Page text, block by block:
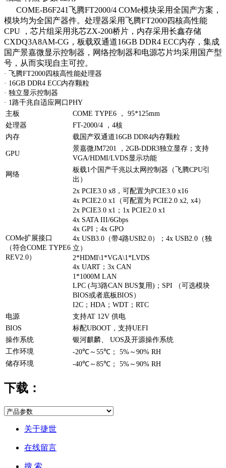
COME-B6F241飞腾FT2000/4 COMe模块采用全国产方案，
模块均为全国产器件。处理器采用飞腾FT2000四核高性能
CPU ，芯片组采用兆芯ZX-200桥片，内存采用长鑫存储
CXDQ3A8AM-CG，板载双通道16GB DDR4 ECC内存，集成
国产景嘉微显示控制器，网络控制器和电源芯片均采用国产型
号，从而实现自主可控。
· 飞腾FT2000四核高性能处理器
· 16GB DDR4 ECC内存颗粒
· 独立显示控制器
· 1路千兆自适应网口PHY
主板
COME TYPE6 ， 95*125mm
处理器
FT-2000/4 ，4核
内存
载国产双通道16GB DDR4内存颗粒
GPU
景嘉微JM7201 ，2GB-DDR3独立显存；支持
VGA/HDMI/LVDS显示功能
网络
板载1个国产千兆以太网控制器（飞腾CPU引
出）
COMe扩展接口
（符合COME TYPE6
REV2.0）
2x PCIE3.0 x8，可配置为PCIE3.0 x16
4x PCIE2.0 x1（可配置为 PCIE2.0 x2, x4）
2x PCIE3.0 x1；1x PCIE2.0 x1
4x SATA III/6Gbps
4x GPI；4x GPO
4x USB3.0（带4路USB2.0）；4x USB2.0（独
立）
2*HDMI\1*VGA\1*LVDS
4x UART；3x CAN
1*1000M LAN
LPC (与3路CAN BUS复用)；SPI （可选模块
BIOS或者底板BIOS）
I2C；HDA；WDT；RTC
电源
支持AT 12V 供电
BIOS
标配UBOOT，支持UEFI
操作系统
银河麒麟、 UOS及开源操作系统
工作环境
-20℃～55℃； 5%～90% RH
储存环境
-40℃～85℃； 5%～90% RH
下载：
关于捷世
在线留言